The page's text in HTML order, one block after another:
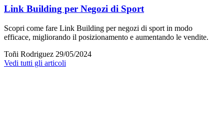
Link Building per Negozi di Sport
Scopri come fare Link Building per negozi di sport in modo
efficace, migliorando il posizionamento e aumentando le vendite.
Toñi Rodriguez 29/05/2024
Vedi tutti gli articoli